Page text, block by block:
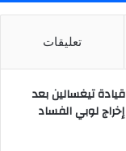
تعليقات
قيادة تيغسالين بعد
لوبي الفساد